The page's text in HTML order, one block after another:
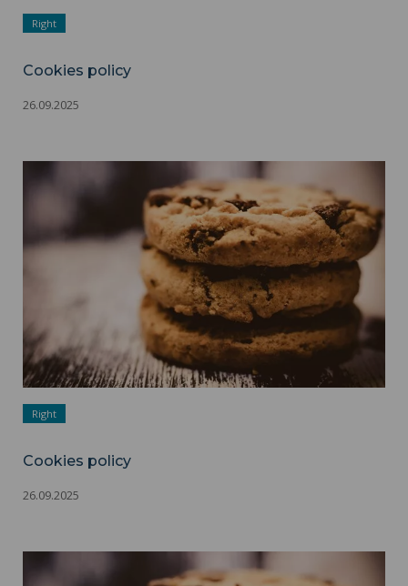
Right
Cookies policy
26.09.2025
Right
Cookies policy
26.09.2025